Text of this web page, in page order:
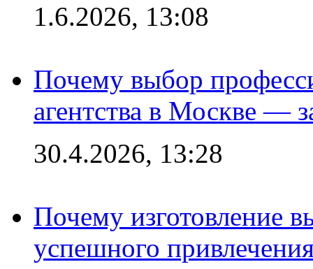
1.6.2026, 13:08
Почему выбор
агентства в Москве —
30.4.2026, 13:28
Почему изготовление
успешного